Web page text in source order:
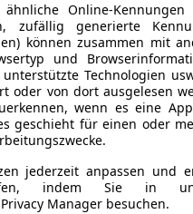
Online-Kennungen
zufällig generierte
können zusammen mit
und
Technologien
oder von dort ausgelesen
wenn es eine
geschieht für einen oder
jederzeit anpassen und
indem Sie in
Manager besuchen.